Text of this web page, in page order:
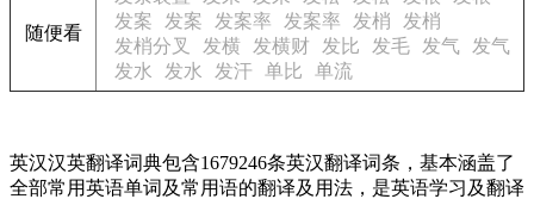
随便看
发案
发案 发案率 发案率 发梢
发梢
发梢分叉
发横 发横财 发比 发毛 发气
发气
发水
发水 发汗 单比 单流
英汉汉英翻译词典包含1679246条英汉翻译词条，基本涵盖了
全部常用英语单词及常用语的翻译及用法，是英语学习及翻译